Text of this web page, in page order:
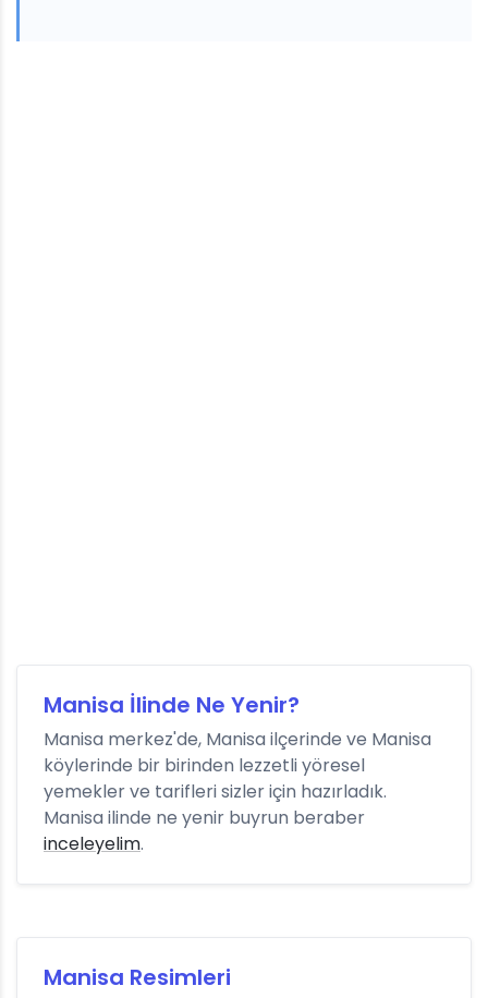
Manisa İlinde Ne Yenir?
Manisa merkez'de, Manisa ilçerinde ve Manisa
köylerinde bir birinden lezzetli yöresel
yemekler ve tarifleri sizler için hazırladık.
Manisa ilinde ne yenir buyrun beraber
inceleyelim.
Manisa Resimleri